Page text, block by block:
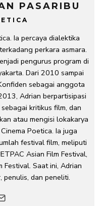
PASARIBU
Ia percaya dialektika
perkara asmara.
pengurus program di
Dari 2010 sampai
sebagai anggota
Adrian berpartisipasi
kritikus film, dan
atau mengisi lokakarya
Poetica. Ia juga
festival film, meliputi
Asian Film Festival,
Saat ini, Adrian
penulis, dan peneliti.